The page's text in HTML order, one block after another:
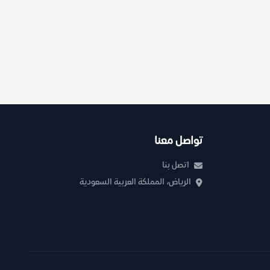
تواصل معنا
اتصل بنا
الرياض، المملكة العربية السعودية